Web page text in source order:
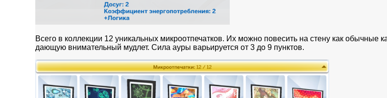
Всего в коллекции 12 уникальных микроотпечатков. Их можно повесить на стену как обычные
дающую внимательный мудлет. Сила ауры варьируется от 3 до 9 пунктов.